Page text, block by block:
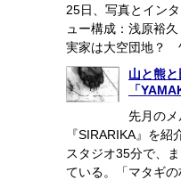
25日、写真とイン
ュー構成：浅原裕
実家は大空団地
山と熊
「
先月の
『SIRARIKA』を
スタジオ35分で、
ている。「マタギ